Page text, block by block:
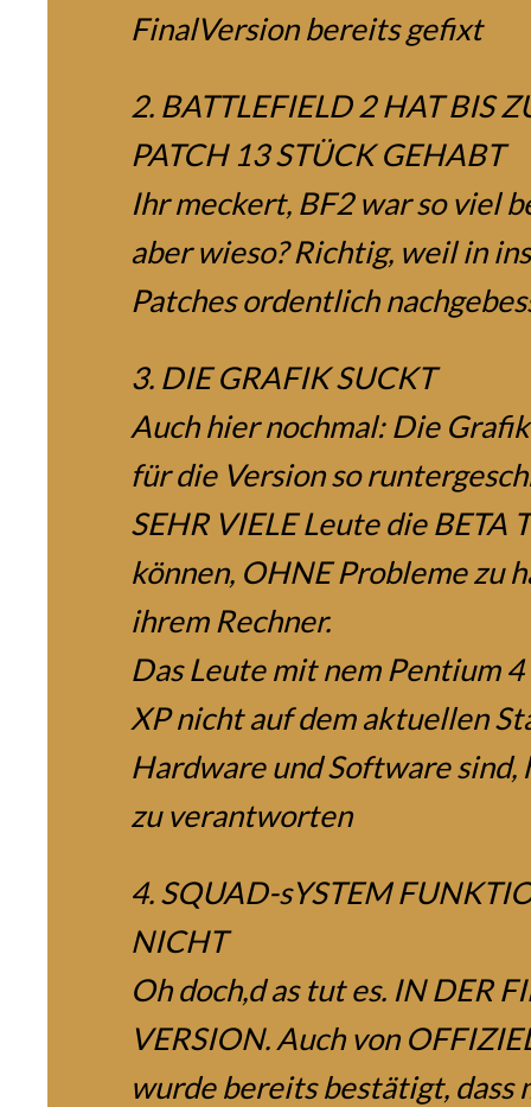
FinalVersion bereits gefixt
2. BATTLEFIELD 2 HAT BIS
PATCH 13 STÜCK GEHABT
Ihr meckert, BF2 war so viel
aber wieso? Richtig, weil in
Patches ordentlich
3. DIE GRAFIK SUCKT
Auch hier nochmal: Die
für die Version so
SEHR VIELE Leute die BETA
können, OHNE Probleme zu
ihrem Rechner.
Das Leute mit nem Pentium
XP nicht auf dem aktuellen
Hardware und Software sind,
zu verantworten
4. SQUAD-sYSTEM
NICHT
Oh doch,d as tut es. IN DER
VERSION. Auch von
wurde bereits bestätigt, dass